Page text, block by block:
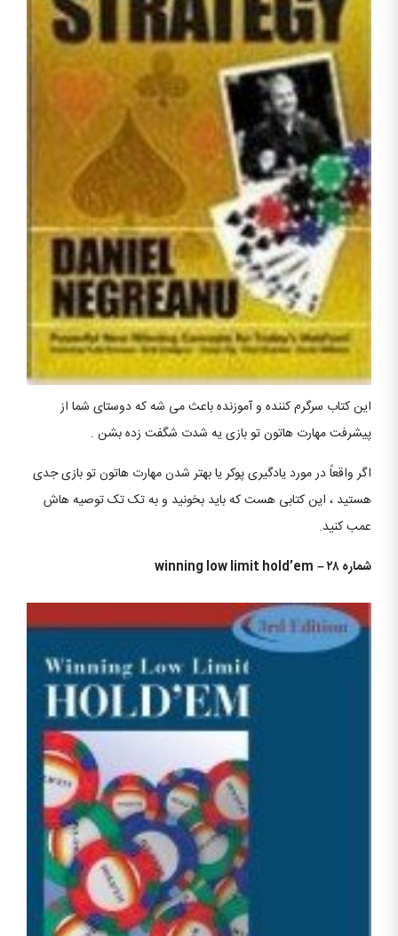
این کتاب سرگرم کننده و آموزنده باعث می شه که دوستای شما از
پیشرفت مهارت هاتون تو بازی یه شدت شگفت زده بشن .
اگر واقعاً در مورد یادگیری پوکر یا بهتر شدن مهارت هاتون تو بازی جدی
هستید ، این کتابی هست که باید بخونید و به تک تک توصیه هاش
عمب کنید.
شماره ۲۸
–
winning low limit hold’em